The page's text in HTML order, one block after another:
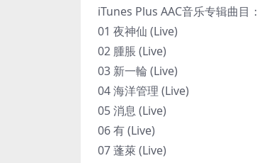
iTunes Plus AAC音乐专辑曲目：
01 夜神仙 (Live)
02 腫脹 (Live)
03 新一輪 (Live)
04 海洋管理 (Live)
05 消息 (Live)
06 有 (Live)
07 蓬萊 (Live)